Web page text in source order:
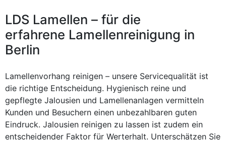
LDS Lamellen – für die
erfahrene Lamellenreinigung in
Berlin
Lamellenvorhang reinigen – unsere Servicequalität ist
die richtige Entscheidung. Hygienisch reine und
gepflegte Jalousien und Lamellenanlagen vermitteln
Kunden und Besuchern einen unbezahlbaren guten
Eindruck. Jalousien reinigen zu lassen ist zudem ein
entscheidender Faktor für Werterhalt. Unterschätzen Sie